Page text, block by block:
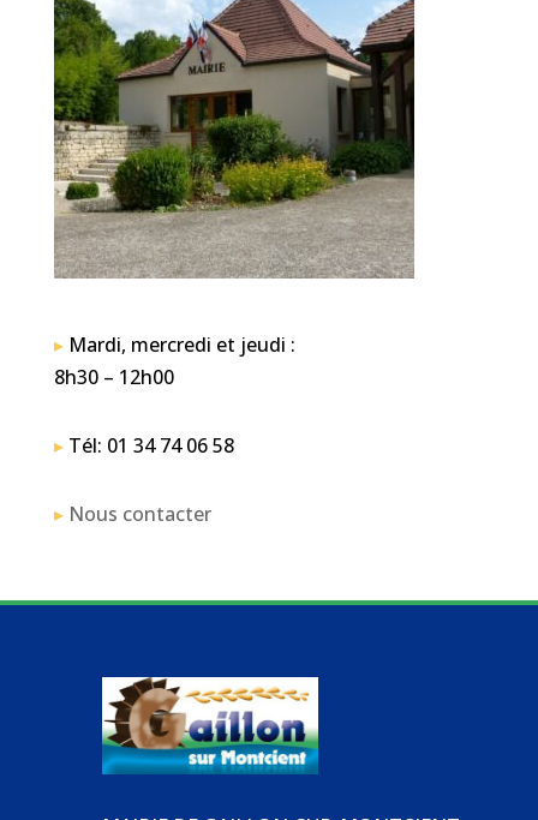
▸Mardi, mercredi et jeudi :
8h30 – 12h00
▸Tél: 01 34 74 06 58
▸ Nous contacter